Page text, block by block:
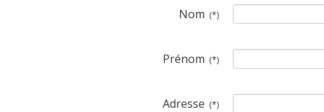
Nom (*)
Prénom (*)
Adresse (*)